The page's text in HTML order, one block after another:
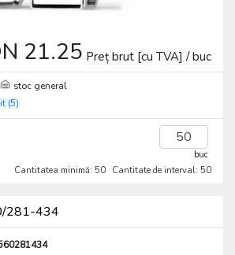
21.25 Preț brut [cu TVA] / buc
stoc general
(5)
buc
Cantitatea minimă: 50 Cantitate de interval: 50
281-434